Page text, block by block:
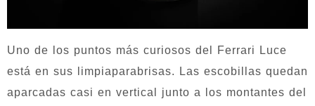
Uno de los puntos más curiosos del Ferrari Luce
está en sus limpiaparabrisas. Las escobillas quedan
aparcadas casi en vertical junto a los montantes del